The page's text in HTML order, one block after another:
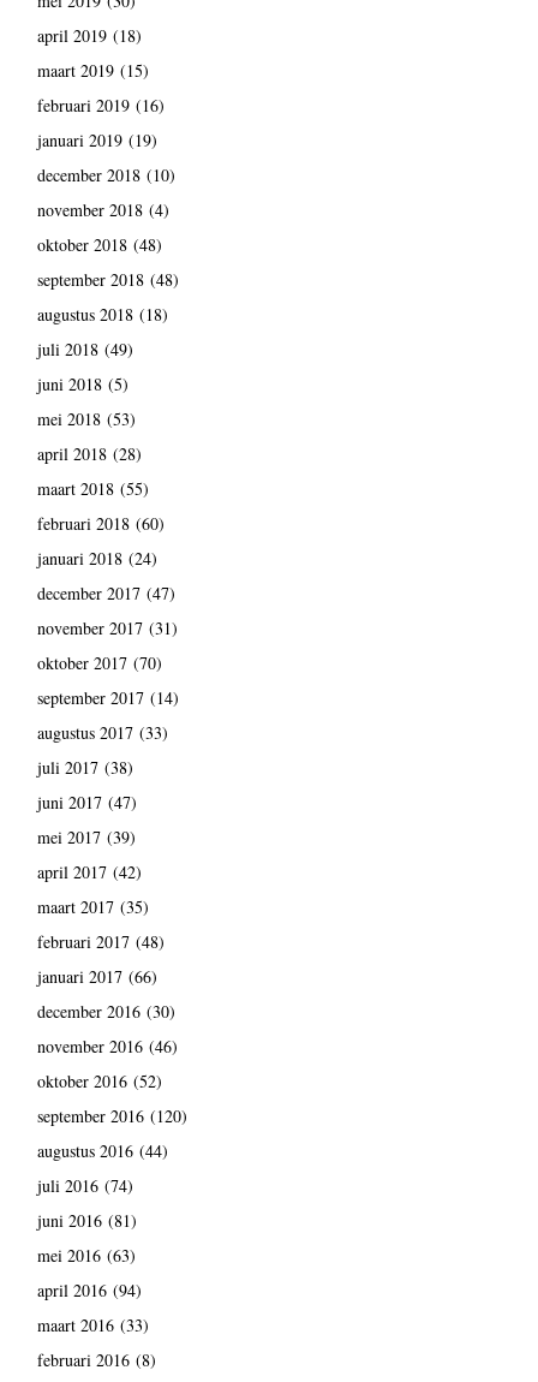
april 2019(18)
maart 2019(15)
februari 2019(16)
januari 2019(19)
december 2018(10)
november 2018(4)
oktober 2018(48)
september 2018(48)
augustus 2018(18)
juli 2018(49)
juni 2018(5)
mei 2018(53)
april 2018(28)
maart 2018(55)
februari 2018(60)
januari 2018(24)
december 2017(47)
november 2017(31)
oktober 2017(70)
september 2017(14)
augustus 2017(33)
juli 2017(38)
juni 2017(47)
mei 2017(39)
april 2017(42)
maart 2017(35)
februari 2017(48)
januari 2017(66)
december 2016(30)
november 2016(46)
oktober 2016(52)
september 2016(120)
augustus 2016(44)
juli 2016(74)
juni 2016(81)
mei 2016(63)
april 2016(94)
maart 2016(33)
februari 2016(8)